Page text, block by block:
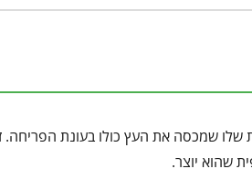
שלו שמכסה את העץ כולו בעונת הפריחה.
שהוא יוצר.